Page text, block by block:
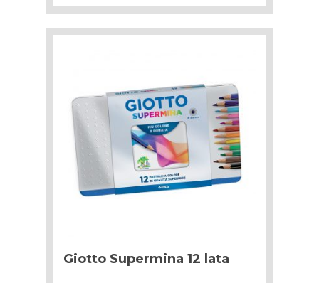
Giotto Supermina 12 lata